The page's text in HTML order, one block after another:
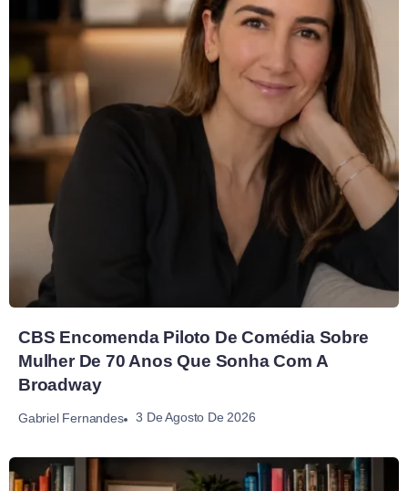
CBS Encomenda Piloto De Comédia Sobre
Mulher De 70 Anos Que Sonha Com A
Broadway
Gabriel Fernandes 3 De Agosto De 2026